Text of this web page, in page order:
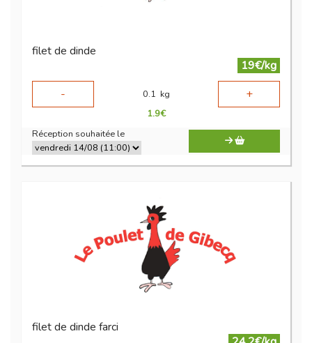
filet de dinde
19€/kg
-
0.1 kg +
1.9€
Réception souhaitée le
filet de dinde farci